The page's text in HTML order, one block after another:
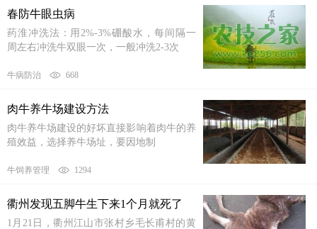
春防牛眼虫病
药淮冲洗法：用2%-3%硼酸水，每间隔一
周左右冲洗牛双眼一次，一般冲洗2-3次
牛病防治 668
肉牛养牛场建设方法
肉牛养牛场建设的好坏直接影响着肉牛的养
殖效益，选择养牛场址，要因地制
牛饲养管理 1294
衢州发现五脚牛生下来1个月就死了
1月21日，衢州江山市张村乡毛长甫村的黄